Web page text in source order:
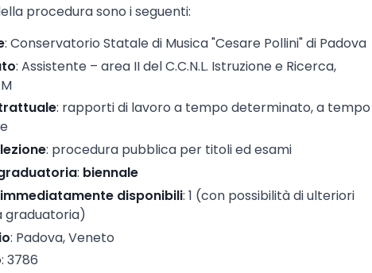
procedura sono i seguenti:
: Conservatorio Statale di Musica "Cesare Pollini" di Padova
: Assistente – area II del C.C.N.L. Istruzione e Ricerca,
: rapporti di lavoro a tempo determinato, a tempo
: procedura pubblica per titoli ed esami
: biennale
disponibili: 1 (con possibilità di ulteriori
graduatoria)
: Padova, Veneto
: 3786